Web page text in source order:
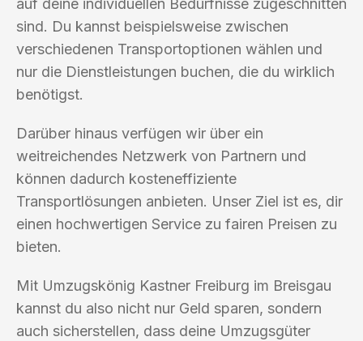
auf deine individuellen Bedürfnisse zugeschnitten
sind. Du kannst beispielsweise zwischen
verschiedenen Transportoptionen wählen und
nur die Dienstleistungen buchen, die du wirklich
benötigst.
Darüber hinaus verfügen wir über ein
weitreichendes Netzwerk von Partnern und
können dadurch kosteneffiziente
Transportlösungen anbieten. Unser Ziel ist es, dir
einen hochwertigen Service zu fairen Preisen zu
bieten.
Mit Umzugskönig Kastner Freiburg im Breisgau
kannst du also nicht nur Geld sparen, sondern
auch sicherstellen, dass deine Umzugsgüter